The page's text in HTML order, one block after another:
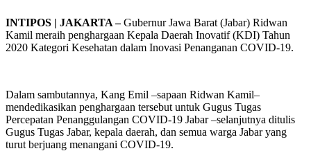
INTIPOS | JAKARTA –Gubernur Jawa Barat (Jabar) Ridwan
Kamil meraih penghargaan Kepala Daerah Inovatif (KDI) Tahun
2020 Kategori Kesehatan dalam Inovasi Penanganan COVID-19.
Dalam sambutannya, Kang Emil –sapaan Ridwan Kamil–
mendedikasikan penghargaan tersebut untuk Gugus Tugas
Percepatan Penanggulangan COVID-19 Jabar –selanjutnya ditulis
Gugus Tugas Jabar, kepala daerah, dan semua warga Jabar yang
turut berjuang menangani COVID-19.